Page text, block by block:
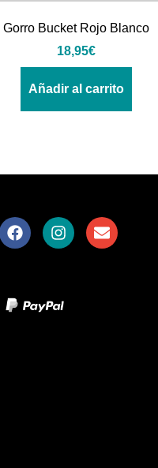
Gorro Bucket Rojo Blanco
18,95€
Añadir al carrito